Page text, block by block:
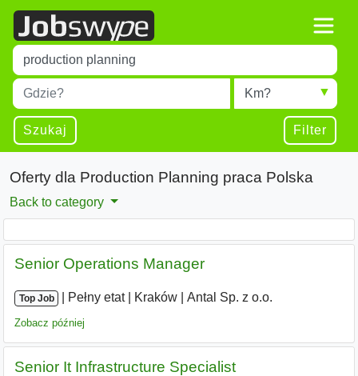
Title
Type 1 or more characters for results.
Miejscowość
Type 1 or more characters for results.
Radius
Szukaj Filter
Oferty dla Production Planning praca Polska
Back to category
Senior Operations Manager
Top Job Pełny etat| Kraków Antal Sp. z o.o.
Zobacz później
Senior It Infrastructure Specialist